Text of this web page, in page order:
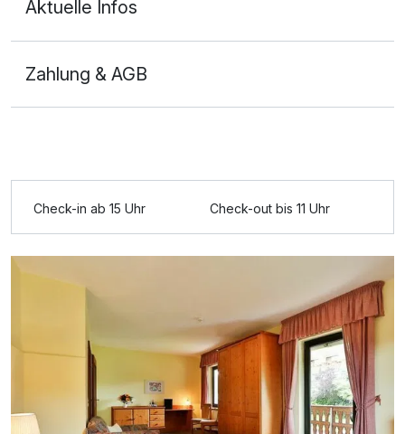
Für 4 Tage p.P. ab209,50 €
Aktuelle Infos
Zahlung & AGB
Check-in ab 15 Uhr Check-out bis 11 Uhr